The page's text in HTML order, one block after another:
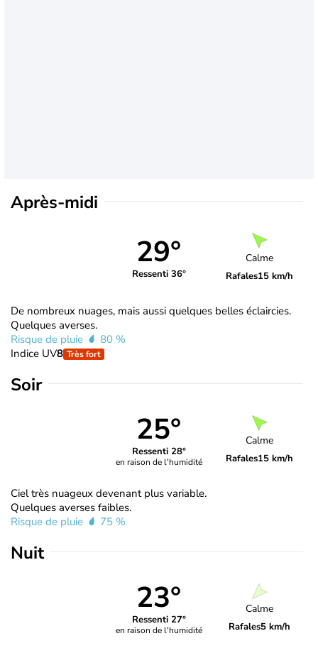
Après-midi
29°
Ressenti 36°
Calme
Rafales15 km/h
De nombreux nuages, mais aussi quelques belles éclaircies.
Quelques averses.
Risque de pluie
80 %
Indice UV8 Très fort
Soir
25°
Ressenti 28°
en raison de l'humidité
Calme
Rafales15 km/h
Ciel très nuageux devenant plus variable.
Quelques averses faibles.
Risque de pluie
75 %
Nuit
23°
Ressenti 27°
en raison de l'humidité
Calme
Rafales5 km/h